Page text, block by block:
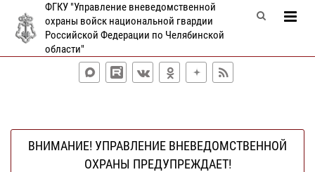
ФГКУ "Управление вневедомственной
охраны войск национальной гвардии
Российской Федерации по Челябинской
области"
ВНИМАНИЕ! УПРАВЛЕНИЕ ВНЕВЕДОМСТВЕННОЙ
ОХРАНЫ ПРЕДУПРЕЖДАЕТ!